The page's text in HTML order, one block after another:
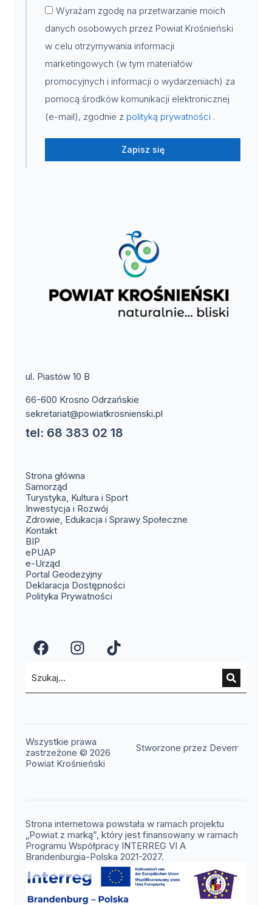
Wyrażam zgodę na przetwarzanie moich
danych osobowych przez Powiat Krośnieński
w celu otrzymywania informacji
marketingowych (w tym materiałów
promocyjnych i informacji o wydarzeniach) za
pomocą środków komunikacji elektronicznej
(e-mail), zgodnie z polityką prywatności .
Zapisz się
ul. Piastów 10 B
66-600 Krosno Odrzańskie
sekretariat@powiatkrosnienski.pl
tel: 68 383 02 18
Strona główna
Samorząd
Turystyka, Kultura i Sport
Inwestycja i Rozwój
Zdrowie, Edukacja i Sprawy Społeczne
Kontakt(otwiera się w nowym oknie)
BIP
ePUAP
e-Urząd
Portal Geodezyjny(otwiera się w nowym oknie)
Deklaracja Dostępności
Polityka Prywatności
(otwiera się w nowym oknie)
(otwiera się w nowym
(otwiera się w
Wszystkie prawa
zastrzeżone © 2026
Powiat Krośnieński
Stworzone przez Deverr
Strona internetowa powstała w ramach projektu
„Powiat z marką”, który jest finansowany w ramach
Programu Współpracy INTERREG VI A
Brandenburgia-Polska 2021-2027.